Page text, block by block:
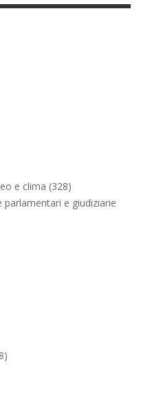
e clima (328)
e giudiziarie